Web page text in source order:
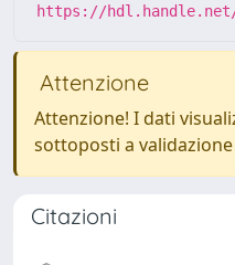
https://hdl.handle.net/
Attenzione
Attenzione! I dati
sottoposti a
Citazioni